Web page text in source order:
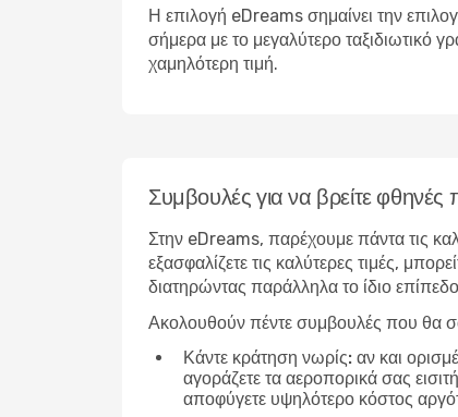
Η επιλογή eDreams σημαίνει την
σήμερα με το μεγαλύτερο ταξιδιωτικό
χαμηλότερη τιμή.
Συμβουλές για να βρείτε φθηνές
Στην eDreams, παρέχουμε πάντα τις
εξασφαλίζετε τις καλύτερες τιμές,
διατηρώντας παράλληλα το ίδιο
Ακολουθούν πέντε συμβουλές που θα
Κάντε κράτηση νωρίς: αν και
αγοράζετε τα αεροπορικά σας
αποφύγετε υψηλότερο κόστος